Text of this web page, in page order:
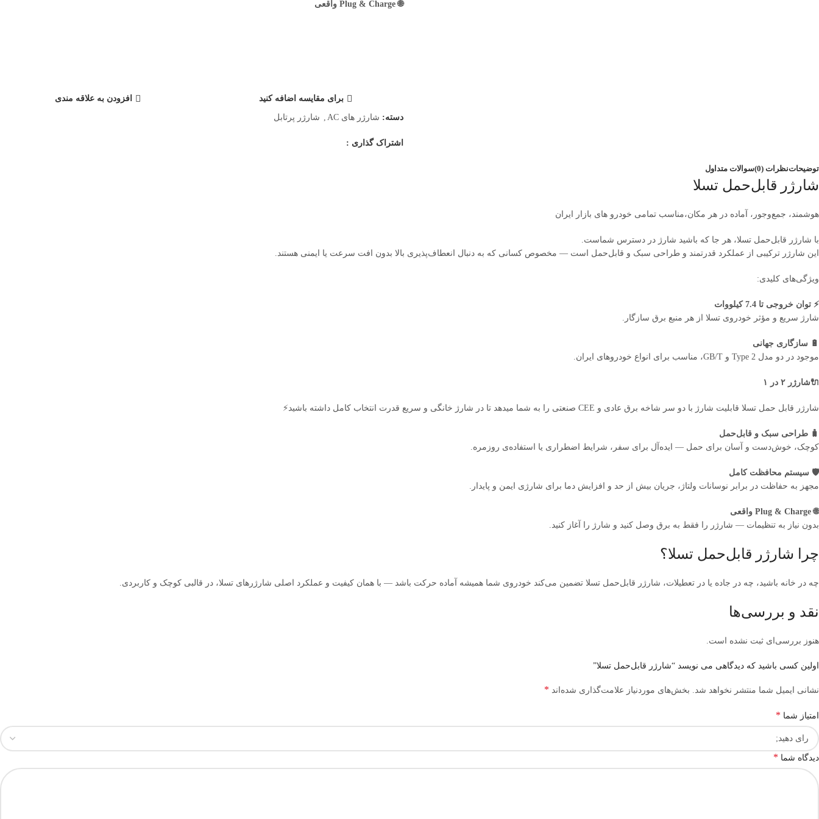
🌐 Plug & Charge واقعی
برای مقایسه اضافه کنید افزودن به علاقه مندی
دسته: شارژر های AC , شارژر پرتابل
اشتراک گذاری :
توضیحاتنظرات (0) سوالات متداول
شارژر قابل‌حمل تسلا
هوشمند، جمع‌وجور، آماده در هر مکان،مناسب تمامی خودرو های بازار ایران
با شارژر قابل‌حمل تسلا، هر جا که باشید شارژ در دسترس شماست.
این شارژر ترکیبی از عملکرد قدرتمند و طراحی سبک و قابل‌حمل است — مخصوص کسانی که به دنبال انعطاف‌پذیری بالا بدون افت سرعت یا ایمنی هستند.
ویژگی‌های کلیدی:
⚡️ توان خروجی تا 7.4 کیلووات
شارژ سریع و مؤثر خودروی تسلا از هر منبع برق سازگار.
🔋 سازگاری جهانی
موجود در دو مدل Type 2 و GB/T، مناسب برای انواع خودروهای ایران.
🔌شارژر ۲ در ۱
شارژر قابل حمل تسلا قابلیت شارژ با دو سر شاخه برق عادی و CEE صنعتی را به شما میدهد تا در شارژ خانگی و سریع قدرت انتخاب کامل داشته باشید⚡️
🧳 طراحی سبک و قابل‌حمل
کوچک، خوش‌دست و آسان برای حمل — ایده‌آل برای سفر، شرایط اضطراری یا استفاده‌ی روزمره.
🛡 سیستم محافظت کامل
مجهز به حفاظت در برابر نوسانات ولتاژ، جریان بیش از حد و افزایش دما برای شارژی ایمن و پایدار.
🌐 Plug & Charge واقعی
بدون نیاز به تنظیمات — شارژر را فقط به برق وصل کنید و شارژ را آغاز کنید.
چرا شارژر قابل‌حمل تسلا؟
چه در خانه باشید، چه در جاده یا در تعطیلات، شارژر قابل‌حمل تسلا تضمین می‌کند خودروی شما همیشه آماده حرکت باشد — با همان کیفیت و عملکرد اصلی شارژرهای تسلا، در قالبی کوچک و کاربردی.
نقد و بررسی‌ها
هنوز بررسی‌ای ثبت نشده است.
اولین کسی باشید که دیدگاهی می نویسد “شارژر قابل‌حمل تسلا”
نشانی ایمیل شما منتشر نخواهد شد. بخش‌های موردنیاز علامت‌گذاری شده‌اند *
امتیاز شما *
دیدگاه شما *